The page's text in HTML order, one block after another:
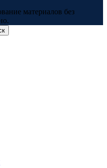
материалов без